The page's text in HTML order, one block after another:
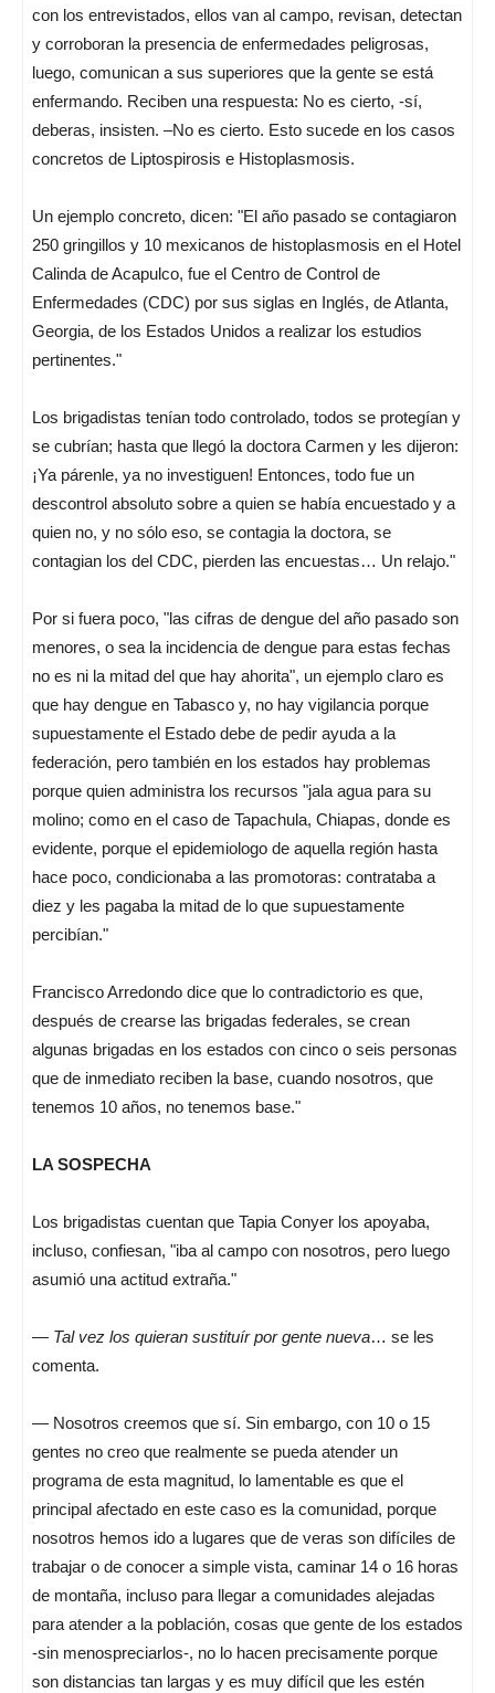
con los entrevistados, ellos van al campo, revisan, detectan
y corroboran la presencia de enfermedades peligrosas,
luego, comunican a sus superiores que la gente se está
enfermando. Reciben una respuesta: No es cierto, -sí,
deberas, insisten. –No es cierto. Esto sucede en los casos
concretos de Liptospirosis e Histoplasmosis.
Un ejemplo concreto, dicen: "El año pasado se contagiaron
250 gringillos y 10 mexicanos de histoplasmosis en el Hotel
Calinda de Acapulco, fue el Centro de Control de
Enfermedades (CDC) por sus siglas en Inglés, de Atlanta,
Georgia, de los Estados Unidos a realizar los estudios
pertinentes."
Los brigadistas tenían todo controlado, todos se protegían y
se cubrían; hasta que llegó la doctora Carmen y les dijeron:
¡Ya párenle, ya no investiguen! Entonces, todo fue un
descontrol absoluto sobre a quien se había encuestado y a
quien no, y no sólo eso, se contagia la doctora, se
contagian los del CDC, pierden las encuestas… Un relajo."
Por si fuera poco, "las cifras de dengue del año pasado son
menores, o sea la incidencia de dengue para estas fechas
no es ni la mitad del que hay ahorita", un ejemplo claro es
que hay dengue en Tabasco y, no hay vigilancia porque
supuestamente el Estado debe de pedir ayuda a la
federación, pero también en los estados hay problemas
porque quien administra los recursos "jala agua para su
molino; como en el caso de Tapachula, Chiapas, donde es
evidente, porque el epidemiologo de aquella región hasta
hace poco, condicionaba a las promotoras: contrataba a
diez y les pagaba la mitad de lo que supuestamente
percibían."
Francisco Arredondo dice que lo contradictorio es que,
después de crearse las brigadas federales, se crean
algunas brigadas en los estados con cinco o seis personas
que de inmediato reciben la base, cuando nosotros, que
tenemos 10 años, no tenemos base."
LA SOSPECHA
Los brigadistas cuentan que Tapia Conyer los apoyaba,
incluso, confiesan, "iba al campo con nosotros, pero luego
asumió una actitud extraña."
— Tal vez los quieran sustituír por gente nueva… se les
comenta.
— Nosotros creemos que sí. Sin embargo, con 10 o 15
gentes no creo que realmente se pueda atender un
programa de esta magnitud, lo lamentable es que el
principal afectado en este caso es la comunidad, porque
nosotros hemos ido a lugares que de veras son difíciles de
trabajar o de conocer a simple vista, caminar 14 o 16 horas
de montaña, incluso para llegar a comunidades alejadas
para atender a la población, cosas que gente de los estados
-sin menospreciarlos-, no lo hacen precisamente porque
son distancias tan largas y es muy difícil que les estén